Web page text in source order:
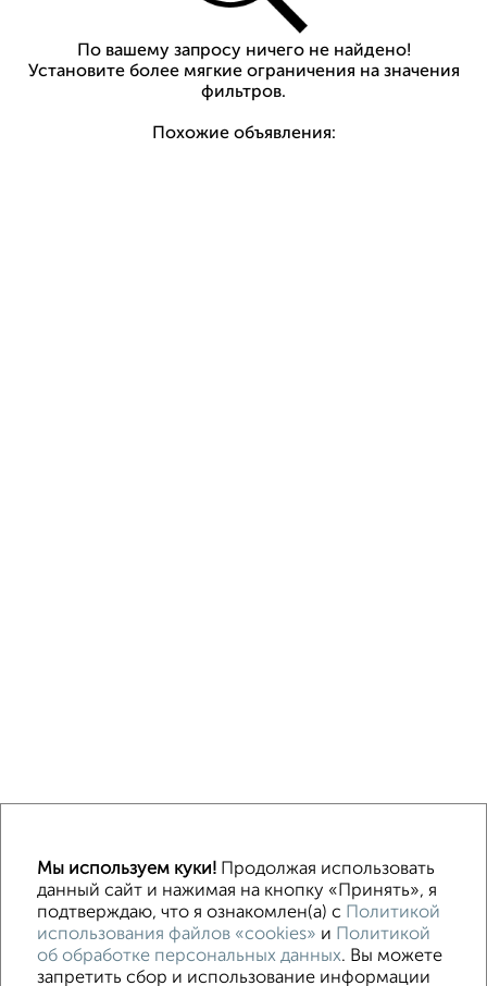
По вашему запросу ничего не найдено!
Установите более мягкие ограничения на значения
фильтров.
Похожие объявления:
На сутки На длительный срок Без посредников С баней
Контакты
Политика конфиденциальности
Пользовательское соглашение
Астрахань, улица Н. Островского 124
Мы используем куки! Продолжая использовать
данный сайт и нажимая на кнопку «Принять», я
подтверждаю, что я ознакомлен(а) с Политикой
использования файлов «cookies» и Политикой
об обработке персональных данных. Вы можете
запретить сбор и использование информации